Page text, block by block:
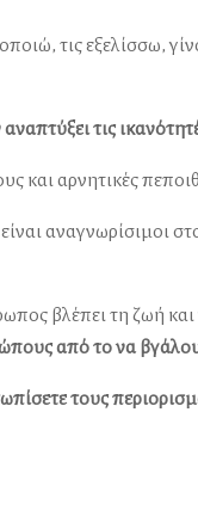
τις εξελίσσω,
τις
αρνητικές
αναγνωρίσιμοι
βλέπει τη ζωή
από το να
τους